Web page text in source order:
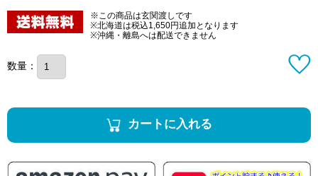
※この商品は玄関渡しです
※北海道は税込1,650円追加となります
※沖縄・離島へは配送できません
数量：
カートに入れる